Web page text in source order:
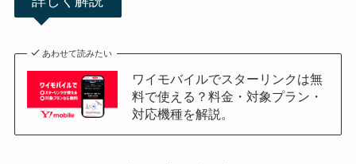
あわせて読みたい
ワイモバイルでスターリンクは無
料で使える？料金・対象プラン・
対応機種を解説。